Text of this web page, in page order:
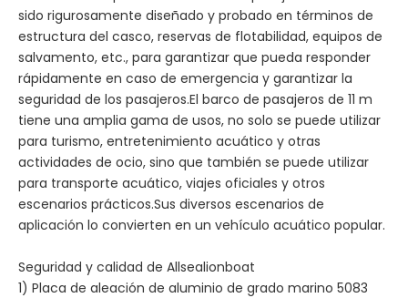
sido rigurosamente diseñado y probado en términos de
estructura del casco, reservas de flotabilidad, equipos de
salvamento, etc., para garantizar que pueda responder
rápidamente en caso de emergencia y garantizar la
seguridad de los pasajeros.El barco de pasajeros de 11 m
tiene una amplia gama de usos, no solo se puede utilizar
para turismo, entretenimiento acuático y otras
actividades de ocio, sino que también se puede utilizar
para transporte acuático, viajes oficiales y otros
escenarios prácticos.Sus diversos escenarios de
aplicación lo convierten en un vehículo acuático popular.
Seguridad y calidad de Allsealionboat
1) Placa de aleación de aluminio de grado marino 5083